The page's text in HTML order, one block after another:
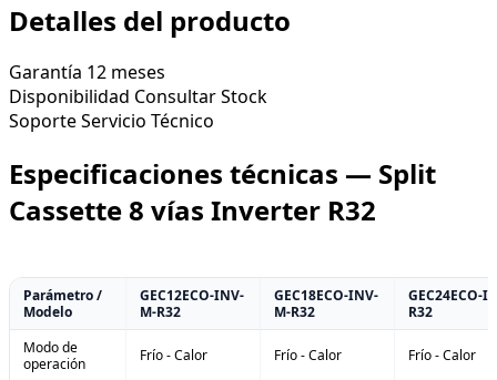
Detalles del producto
Garantía 12 meses
Disponibilidad Consultar Stock
SoporteServicio Técnico
Especificaciones técnicas — Split
Cassette 8 vías Inverter R32
Parámetro /
Modelo
GEC12ECO-INV-
M-R32
GEC18ECO-INV-
M-R32
GEC24ECO-
R32
Modo de
operación
Frío - Calor Frío - Calor Frío - Calor